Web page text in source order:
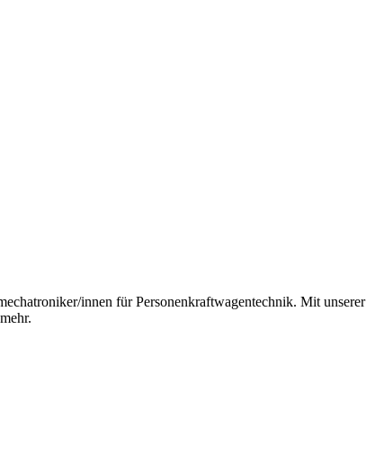
innen für Personenkraftwagentechnik. Mit unserer